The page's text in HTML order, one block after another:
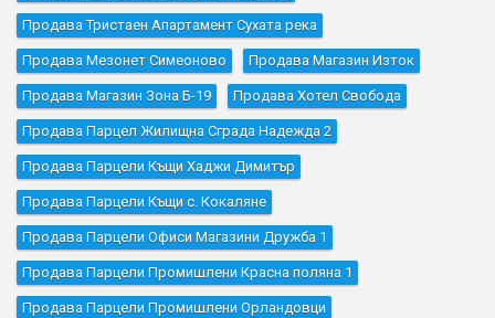
Продава Тристаен Апартамент Сухата река
Продава Мезонет Симеоново Продава Магазин Изток
Продава Магазин Зона Б-19 Продава Хотел Свобода
Продава Парцел Жилищна Сграда Надежда 2
Продава Парцели Къщи Хаджи Димитър
Продава Парцели Къщи с. Кокаляне
Продава Парцели Офиси Магазини Дружба 1
Продава Парцели Промишлени Красна поляна 1
Продава Парцели Промишлени Орландовци